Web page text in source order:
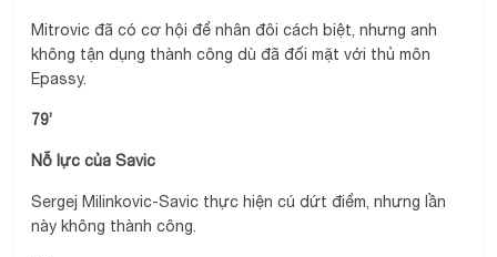
Mitrovic đã có cơ hội để nhân đôi cách biệt, nhưng anh
không tận dụng thành công dù đã đối mặt với thủ môn
Epassy.
79’
Nỗ lực của Savic
Sergej Milinkovic-Savic thực hiện cú dứt điểm, nhưng lần
này không thành công.